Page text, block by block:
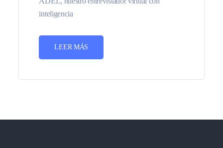
inteligencia
LEER MÁS